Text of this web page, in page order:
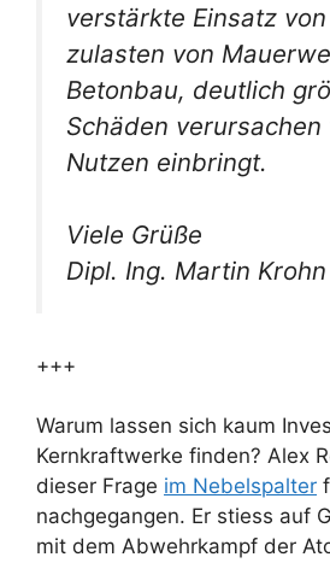
verstärkte Einsatz
zulasten von
Betonbau, deutlich
Schäden
Nutzen einbringt.
Viele Grüße
Dipl. Ing. Martin Krohn
+++
Warum lassen sich kaum
Kernkraftwerke finden? Alex
dieser Frage im Nebelspalter
nachgegangen. Er stiess auf
mit dem Abwehrkampf der